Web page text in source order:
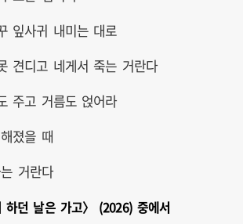
잎사귀 내미는 대로
견디고 네게서 죽는 거란다
주고 거름도 얹어라
졌을 때
거란다
하던 날은 가고〉 (2026) 중에서